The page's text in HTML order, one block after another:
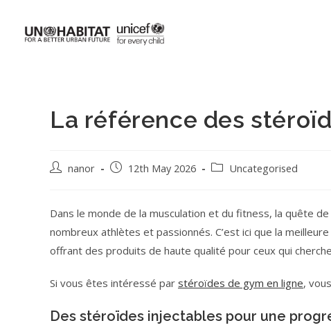
La référence des
nanor 12th May 2026 Uncategorised
Dans le monde de la musculation et du fitness, la quête
nombreux athlètes et passionnés. C’est ici que la
offrant des produits de haute qualité pour ceux qui
Si vous êtes intéressé par stéroïdes de gym en ligne,
Des stéroïdes injectables pour une